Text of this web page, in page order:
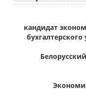
кандидат